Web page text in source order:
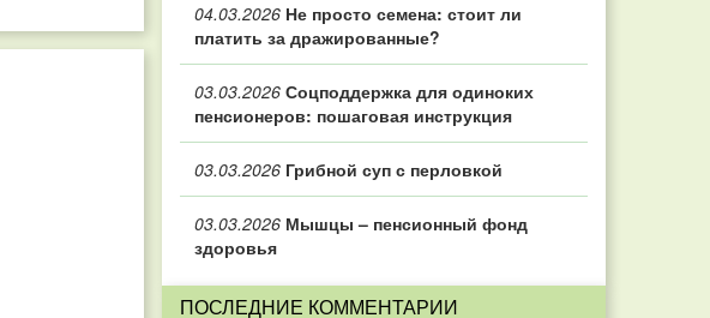
04.03.2026 Не просто семена: стоит ли
платить за дражированные?
03.03.2026 Соцподдержка для одиноких
пенсионеров: пошаговая инструкция
03.03.2026 Грибной суп с перловкой
03.03.2026 Мышцы – пенсионный фонд
здоровья
ПОСЛЕДНИЕ КОММЕНТАРИИ